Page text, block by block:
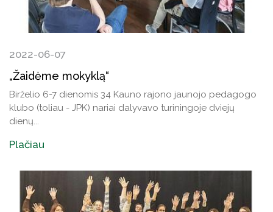
2022-06-07
„Žaidėme mokyklą“
Birželio 6-7 dienomis 34 Kauno rajono jaunojo pedagogo
klubo (toliau - JPK) nariai dalyvavo turiningoje dviejų
dienų...
Plačiau